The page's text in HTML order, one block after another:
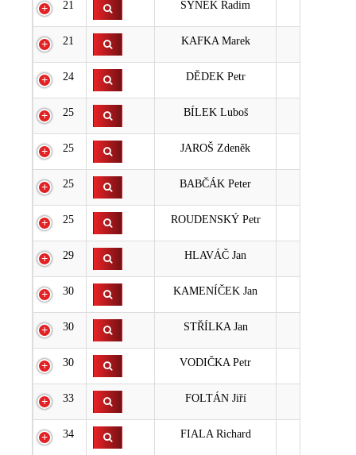
21 SYNEK Radim
21 KAFKA Marek
24 DĚDEK Petr
25 BÍLEK Luboš
25 JAROŠ Zdeněk
25 BABČÁK Peter
25 ROUDENSKÝ Petr
29 HLAVÁČ Jan
30 KAMENÍČEK Jan
30 STŘÍLKA Jan
30 VODIČKA Petr
33 FOLTÁN Jiří
34 FIALA Richard